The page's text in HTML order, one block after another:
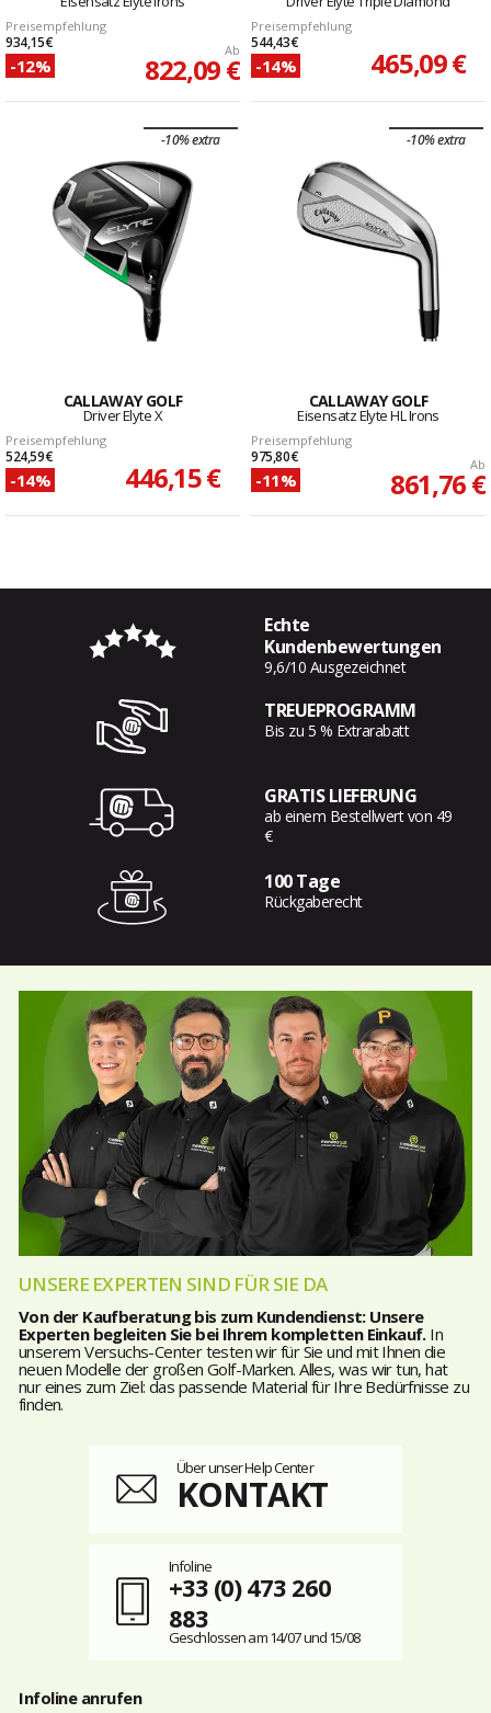
Preisempfehlung
934,15 €
-12%
Ab
822,09 €
Preisempfehlung
544,43 €
-14% 465,09 €
-10% extra
CALLAWAY GOLF
Driver Elyte X
Preisempfehlung
524,59 €
-14% 446,15 €
-10% extra
CALLAWAY GOLF
Eisensatz Elyte HL Irons
Preisempfehlung
975,80 €
-11%
Ab
861,76 €
Echte
Kundenbewertungen
9,6/10 Ausgezeichnet
TREUEPROGRAMM
Bis zu 5 % Extrarabatt
GRATIS LIEFERUNG
ab einem Bestellwert von 49
€
100 Tage
Rückgaberecht
UNSERE EXPERTEN SIND FÜR SIE DA
Von der Kaufberatung bis zum Kundendienst: Unsere
Experten begleiten Sie bei Ihrem kompletten Einkauf.In
unserem Versuchs-Center testen wir für Sie und mit Ihnen die
neuen Modelle der großen Golf-Marken. Alles, was wir tun, hat
nur eines zum Ziel: das passende Material für Ihre Bedürfnisse zu
finden.
Über unser Help Center
KONTAKT
Infoline
+33 (0) 473 260
883
Geschlossen am 14/07 und 15/08
Infoline anrufen